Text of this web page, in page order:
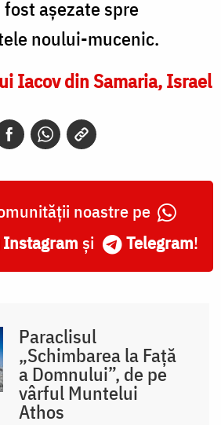
aşezate spre
noului-mucenic.
Iacov din Samaria, Israel
noastre pe
Instagram și Telegram!
Paraclisul
„Schimbarea la Față
a Domnului”, de pe
vârful Muntelui
Athos